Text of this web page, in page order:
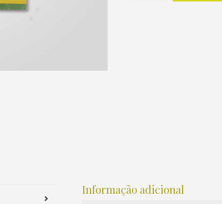
Informação adicional